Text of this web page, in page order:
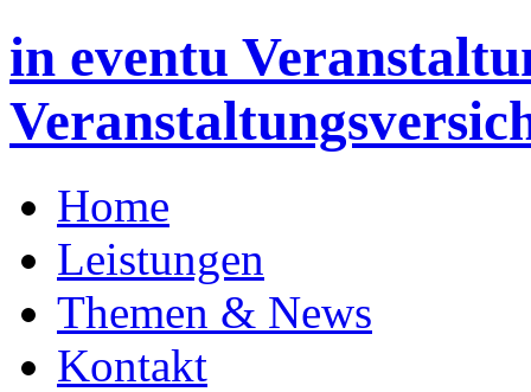
in eventu
Home
Leistungen
Themen & News
Kontakt